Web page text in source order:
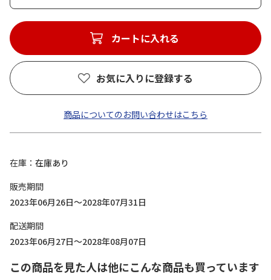
カートに入れる
お気に入りに登録する
商品についてのお問い合わせはこちら
在庫
在庫あり
販売期間
2023年06月26日～2028年07月31日
配送期間
2023年06月27日～2028年08月07日
この商品を見た人は他にこんな商品も買っています